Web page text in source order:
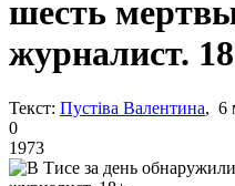
шесть
журналист.
Текст: Пустіва Валентина, 6
0
1973